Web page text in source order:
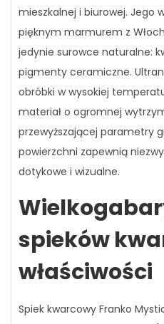
mieszkalnej i biurowej. Jego
pięknym marmurem z
jedynie surowce naturalne:
pigmenty ceramiczne.
obróbki w wysokiej
materiał o ogromnej
przewyższającej parametry
powierzchni zapewnią
dotykowe i wizualne.
spieków
właściwości
Spiek kwarcowy Franko